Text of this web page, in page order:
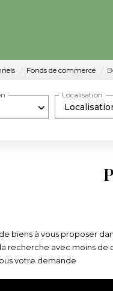
Fonds de commerce
Localisation
biens à vous proposer
recherche avec moins de
votre demande